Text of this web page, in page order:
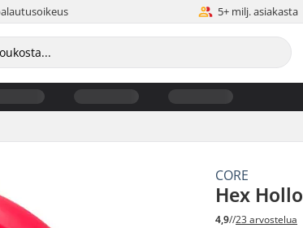
5+ milj. asiakasta
CORE
Hex
4,9//23 arvostelua